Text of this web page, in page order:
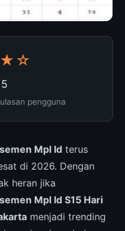
pengguna
Mpl Id terus
di 2026. Dengan
heran jika
Mpl Id S15 Hari
menjadi trending